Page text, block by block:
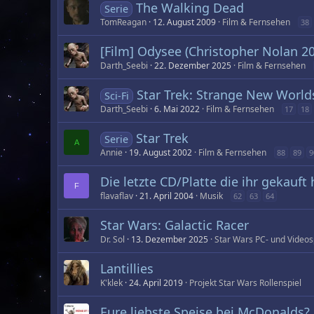
Serie The Walking Dead
TomReagan 12. August 2009 Film & Fernsehen 38
[Film] Odysee (Christopher Nolan
Darth_Seebi 22. Dezember 2025 Film & Fernsehen
Sci-Fi Star Trek: Strange New
Darth_Seebi 6. Mai 2022 Film & Fernsehen 17 18
A Serie Star Trek
Annie 19. August 2002 Film & Fernsehen 88 89
F Die letzte CD/Platte die ihr gekauft
flavaflav 21. April 2004 Musik 62 63 64
Star Wars: Galactic Racer
Dr. Sol 13. Dezember 2025 Star Wars PC- und
Lantillies
K'klek 24. April 2019 Projekt Star Wars Rollenspiel